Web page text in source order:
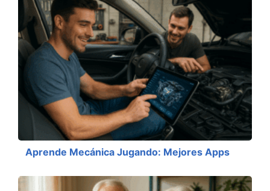
Aprende Mecánica Jugando: Mejores Apps